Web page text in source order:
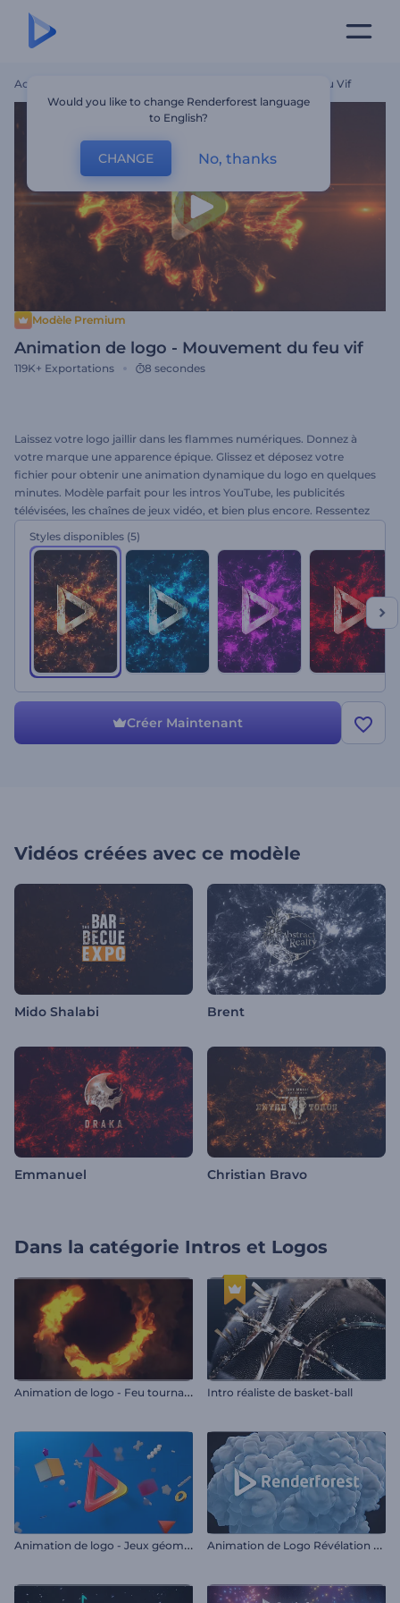
Accueil Animation De Logo - Mouvement Du Feu Vif
Modèle Premium
Animation de logo - Mouvement du feu vif
119K+ Exportations 8 secondes
Laissez votre logo jaillir dans les flammes numériques. Donnez à
votre marque une apparence épique. Glissez et déposez votre
fichier pour obtenir une animation dynamique du logo en quelques
minutes. Modèle parfait pour les intros YouTube, les publicités
télévisées, les chaînes de jeux vidéo, et bien plus encore. Ressentez
dès maintenant !
Styles disponibles (5)
Créer Maintenant
Vidéos créées avec ce modèle
Mido Shalabi Brent
Emmanuel Christian Bravo
Dans la catégorie Intros et Logos
A
nimation de logo - Feu tournant Intro réaliste de basket-ball
A
nimation de logo - Jeux géométriques A
nimation de Logo Révélation Enfumée
Would you like to change Renderforest language
to English?
CHANGE No, thanks